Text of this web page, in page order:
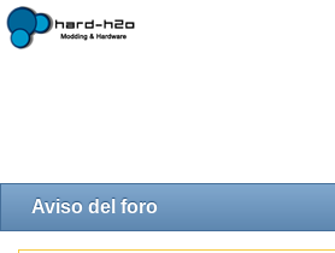
Aviso del foro